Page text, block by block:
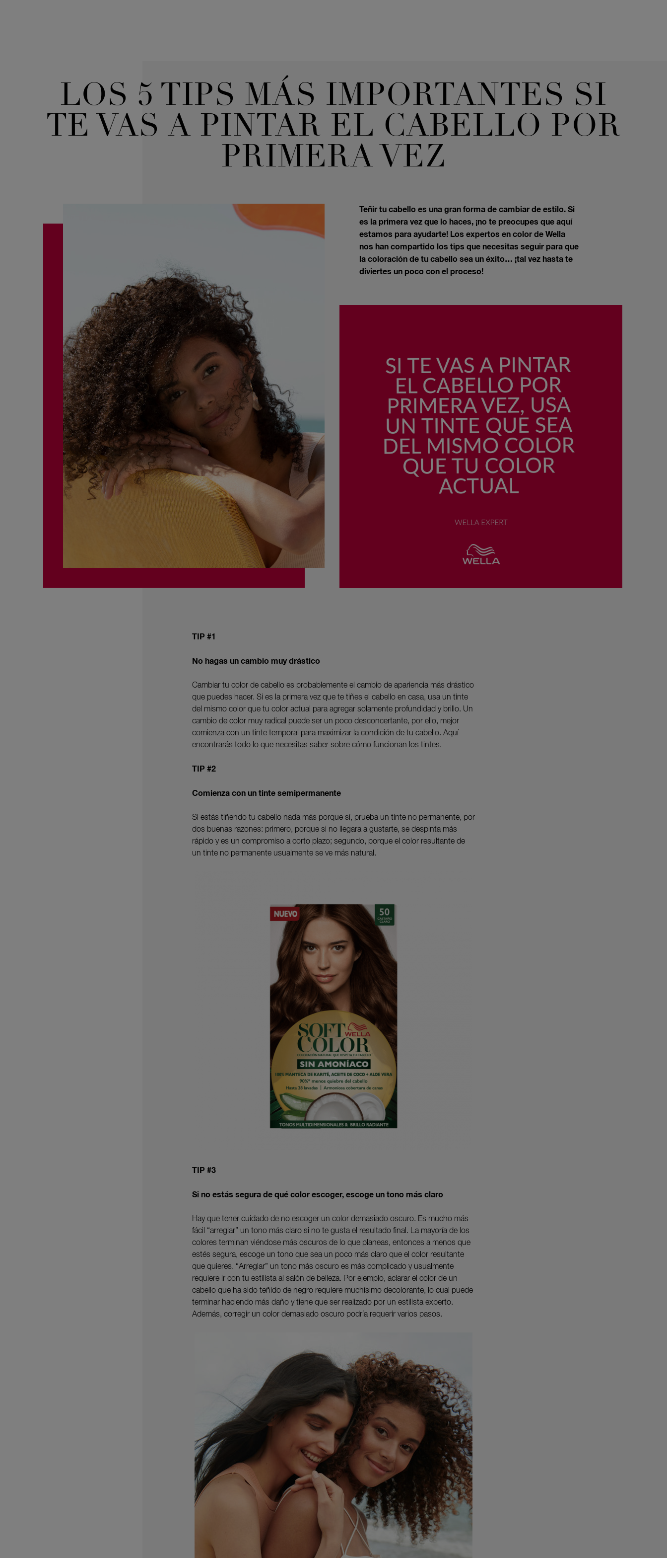
LOS 5 TIPS MÁS IMPORTANTES SI
TE VAS A PINTAR EL CABELLO POR
PRIMERA VEZ
Teñir tu cabello es una gran forma de cambiar de estilo. Si
es la primera vez que lo haces, ¡no te preocupes que aquí
estamos para ayudarte! Los expertos en color de Wella
nos han compartido los tips que necesitas seguir para que
la coloración de tu cabello sea un éxito… ¡tal vez hasta te
diviertes un poco con el proceso!
TIP #1
No hagas un cambio muy drástico
Cambiar tu color de cabello es probablemente el cambio de apariencia más drástico
que puedes hacer. Si es la primera vez que te tiñes el cabello en casa, usa un tinte
del mismo color que tu color actual para agregar solamente profundidad y brillo. Un
cambio de color muy radical puede ser un poco desconcertante, por ello, mejor
comienza con un tinte temporal para maximizar la condición de tu cabello. Aquí
encontrarás todo lo que necesitas saber sobre cómo funcionan los tintes.
TIP #2
Comienza con un tinte semipermanente
Si estás tiñendo tu cabello nada más porque sí, prueba un tinte no permanente, por
dos buenas razones: primero, porque si no llegara a gustarte, se despinta más
rápido y es un compromiso a corto plazo; segundo, porque el color resultante de
un tinte no permanente usualmente se ve más natural.
TIP #3
Si no estás segura de qué color escoger, escoge un tono más claro
Hay que tener cuidado de no escoger un color demasiado oscuro. Es mucho más
fácil “arreglar” un tono más claro si no te gusta el resultado final. La mayoría de los
colores terminan viéndose más oscuros de lo que planeas, entonces a menos que
estés segura, escoge un tono que sea un poco más claro que el color resultante
que quieres. “Arreglar” un tono más oscuro es más complicado y usualmente
requiere ir con tu estilista al salón de belleza. Por ejemplo, aclarar el color de un
cabello que ha sido teñido de negro requiere muchísimo decolorante, lo cual puede
terminar haciendo más daño y tiene que ser realizado por un estilista experto.
Además, corregir un color demasiado oscuro podría requerir varios pasos.